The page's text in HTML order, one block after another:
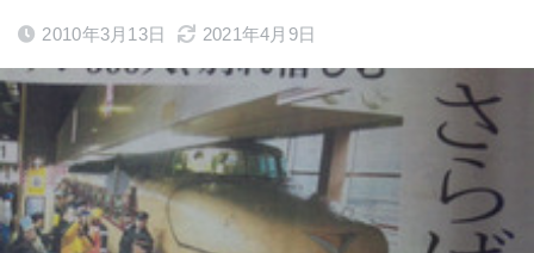
2010年3月13日 2021年4月9日